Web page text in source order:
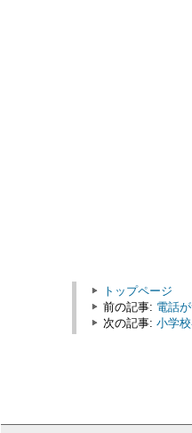
トップページ
前の記事: 電話
次の記事: 小学